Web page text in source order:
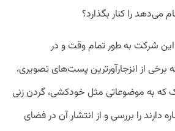
می‌دهد را کنار بگذارد؟
این شرکت به طور تمام وقت و در
از انزجارآورترین پست‌های تصویری،
به موضوعاتی مثل خودکشی، گردن زنی
را بررسی و از انتشار آن در فضای